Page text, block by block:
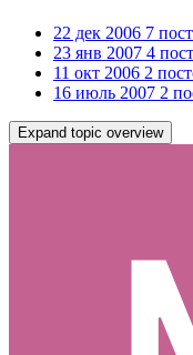
22 дек 2006 7
23 янв 2007 4
11 окт 2006 2
16 июль 2007 2
Expand topic overview